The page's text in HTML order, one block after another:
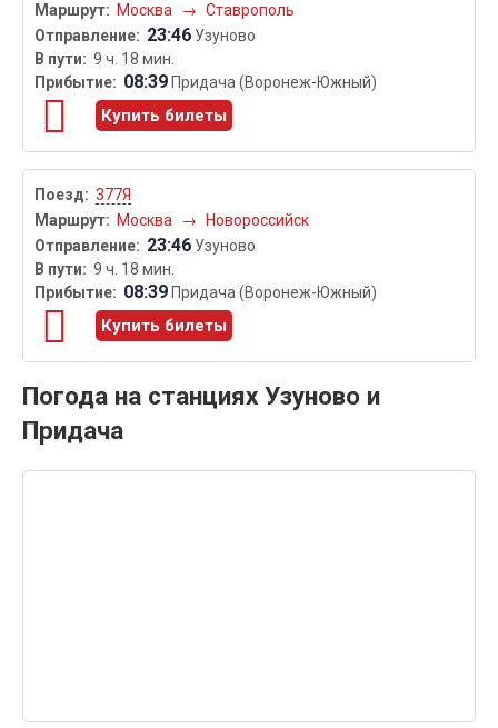
Москва
→ Ставрополь
23:46 Узуново
9 ч. 18 мин.
08:39 Придача (Воронеж-Южный)
Купить билеты
377Я
Москва
→ Новороссийск
23:46 Узуново
9 ч. 18 мин.
08:39 Придача (Воронеж-Южный)
Купить билеты
Погода на станциях Узуново и
Придача